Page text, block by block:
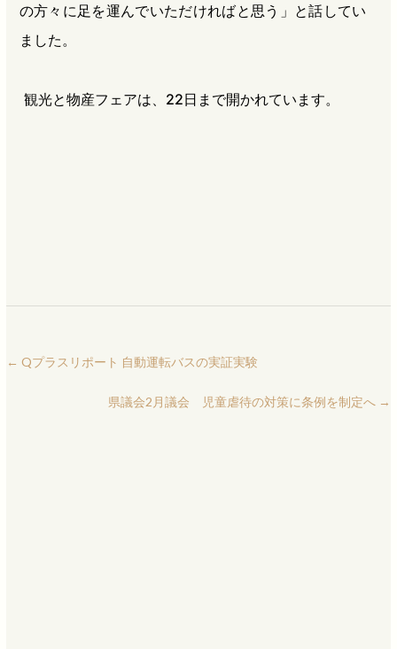
の方々に足を運んでいただければと思う」と話してい
ました。
観光と物産フェアは、22日まで開かれています。
← Qプラスリポート 自動運転バスの実証実験
県議会2月議会 児童虐待の対策に条例を制定へ →